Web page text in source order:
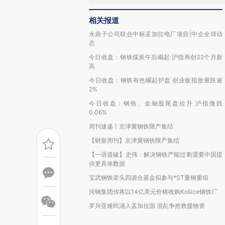
相关报道
永鼎子公司联合中标孟加拉电厂项目|中企全球动
态
今日收盘：钢铁煤炭午后崛起 沪指再创22个月新
高
今日收盘：钢铁有色崛起护盘 创业板指放量跌逾
2%
今日收盘：钢铁、金融股尾盘拉升 沪指微跌
0.06%
周刊速递丨京津冀钢铁限产集结
【财新周刊】京津冀钢铁限产集结
【一语道破】史伟：解决钢铁产能过剩需要中国提
供更具体数据
宝武钢铁牵头四源合基金拟参与*ST重钢重组
河钢集团传将以14亿美元价格收购Košice钢铁厂
罗兴亚难民涌入孟加拉国 混乱争抢救援物资